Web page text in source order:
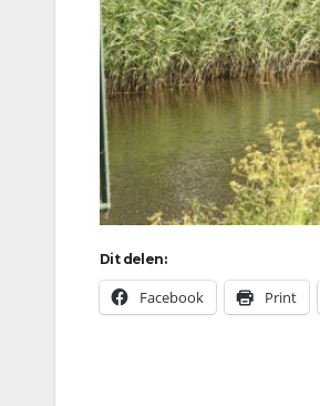
Dit delen:
Facebook Print